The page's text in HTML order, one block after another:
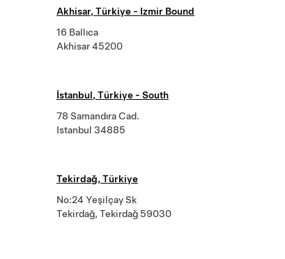
Akhisar, Türkiye - Izmir Bound
16 Ballıca
Akhisar 45200
İstanbul, Türkiye - South
78 Samandıra Cad.
Istanbul 34885
Tekirdağ, Türkiye
No:24 Yeşilçay Sk
Tekirdağ, Tekirdağ 59030